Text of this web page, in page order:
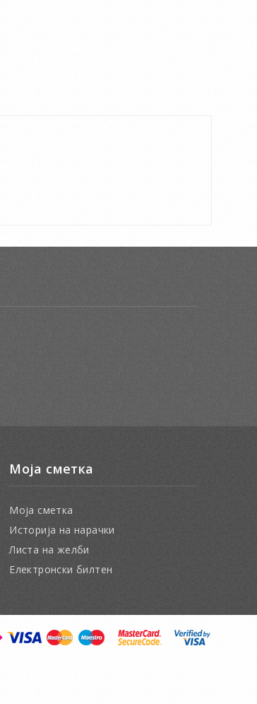
Моја сметка
Моја сметка
Историја на нарачки
Листа на желби
Електронски билтен